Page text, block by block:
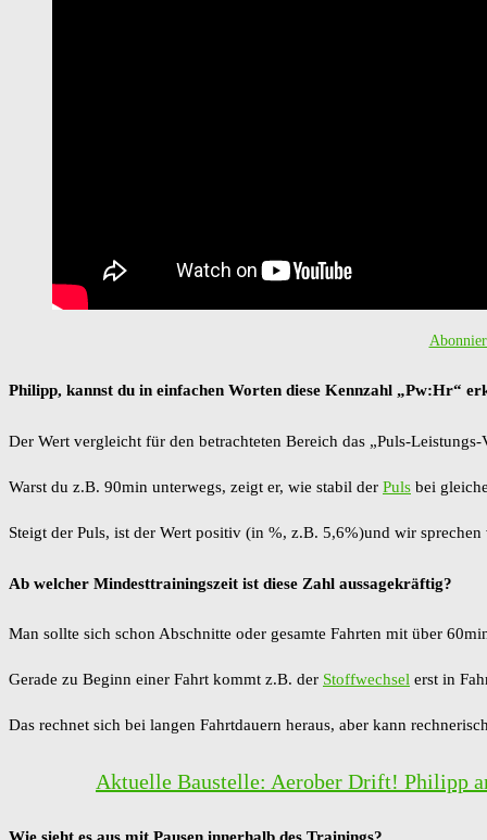
Philipp, kannst du in einfachen Worten diese Kennzahl „Pw:Hr“
Der Wert vergleicht für den betrachteten Bereich das „Puls-
Warst du z.B. 90min unterwegs, zeigt er, wie stabil der Puls bei
Steigt der Puls, ist der Wert positiv (in %, z.B. 5,6%)und wir
Ab welcher Mindesttrainingszeit ist diese Zahl aussagekräftig?
Man sollte sich schon Abschnitte oder gesamte Fahrten mit über
Gerade zu Beginn einer Fahrt kommt z.B. der Stoffwechsel erst in
Das rechnet sich bei langen Fahrtdauern heraus, aber kann
Aktuelle Baustelle: Aerober Drift! Philipp